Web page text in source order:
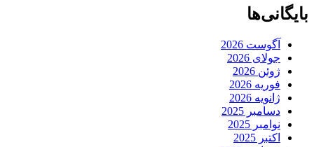
بایگانی‌ها
آگوست 2026
جولای 2026
ژوئن 2026
فوریه 2026
ژانویه 2026
دسامبر 2025
نوامبر 2025
اکتبر 2025